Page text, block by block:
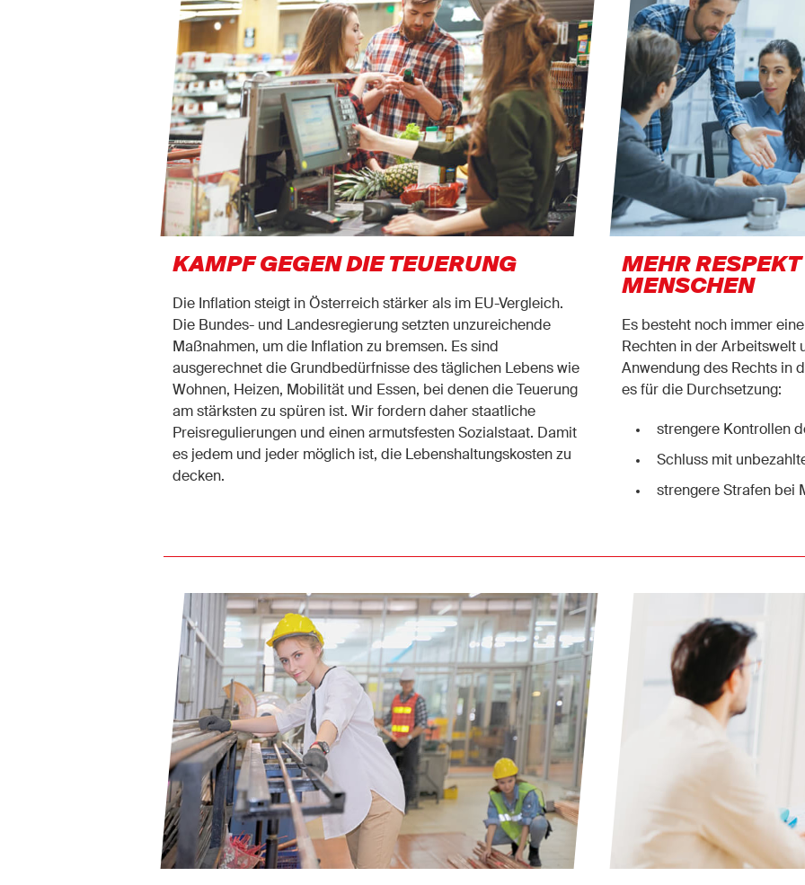
KAMPF GEGEN DIE TEUERUNG
Die Inﬂation steigt in Österreich stärker als im EU-Vergleich.
Die Bundes- und Landesregierung setzten unzureichende
Maßnahmen, um die Inflation zu bremsen. Es sind
ausgerechnet die Grundbedürfnisse des täglichen Lebens wie
Wohnen, Heizen, Mobilität und Essen, bei denen die Teuerung
am stärksten zu spüren ist. Wir fordern daher staatliche
Preisregulierungen und einen armutsfesten Sozialstaat. Damit
es jedem und jeder möglich ist, die Lebenshaltungskosten zu
decken.
MEHR
MENSCHEN
Es besteht noch immer
Rechten in der Arbeitswelt
Anwendung des Rechts in
es für die Durchsetzung:
strengere Kontrollen
Schluss mit
strengere Strafen bei